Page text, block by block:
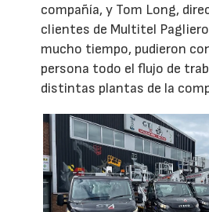
compañía, y Tom Long,
clientes de Multitel
mucho tiempo, pudieron
persona todo el flujo de
distintas plantas de la